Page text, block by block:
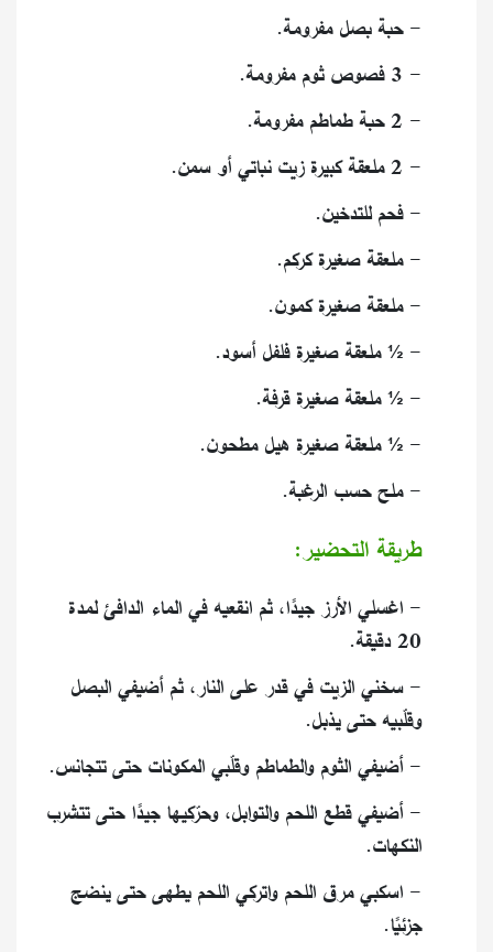
- حبة بصل مفرومة.
- 3 فصوص ثوم مفرومة.
- 2 حبة طماطم مفرومة.
- 2 ملعقة كبيرة زيت نباتي أو سمن.
- فحم للتدخين.
- ملعقة صغيرة كركم.
- ملعقة صغيرة كمون.
- ½ ملعقة صغيرة فلفل أسود.
- ½ ملعقة صغيرة قرفة.
- ½ ملعقة صغيرة هيل مطحون.
- ملح حسب الرغبة.
طريقة التحضير:
- اغسلي الأرز جيدًا، ثم انقعيه في الماء الدافئ لمدة
20 دقيقة.
- سخني الزيت في قدر على النار، ثم أضيفي البصل
وقلّبيه حتى يذبل.
- أضيفي الثوم والطماطم وقلّبي المكونات حتى تتجانس.
- أضيفي قطع اللحم والتوابل، وحرّكيها جيدًا حتى تتشرب
النكهات.
- اسكبي مرق اللحم واتركي اللحم يطهى حتى ينضج
جزئيًا.